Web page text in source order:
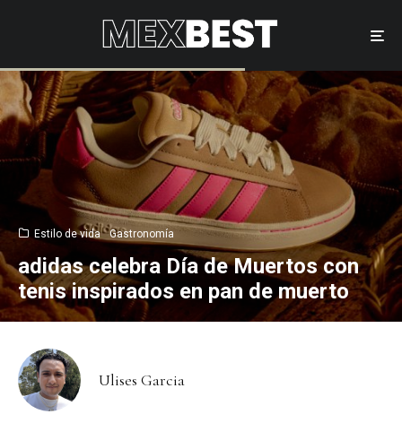
Estilo de vida Gastronomía
adidas celebra Día de Muertos con
tenis inspirados en pan de muerto
Ulises Garcia